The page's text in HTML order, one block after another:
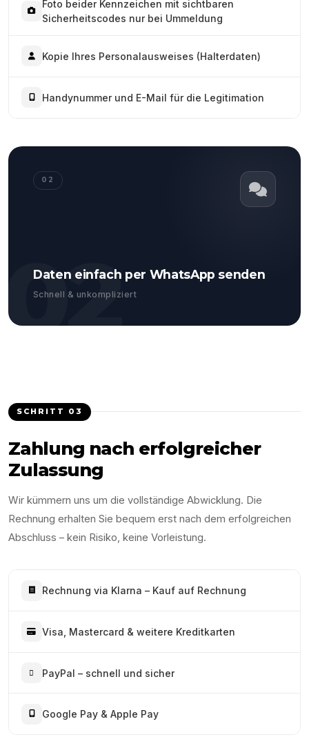
Foto beider Kennzeichen mit sichtbaren
Sicherheitscodes nur bei Ummeldung
Kopie Ihres Personalausweises (Halterdaten)
Handynummer und E-Mail für die Legitimation
02
02
Daten einfach per WhatsApp senden
Schnell & unkompliziert
SCHRITT 03
Zahlung nach erfolgreicher
Zulassung
Wir kümmern uns um die vollständige Abwicklung. Die
Rechnung erhalten Sie bequem erst nach dem erfolgreichen
Abschluss – kein Risiko, keine Vorleistung.
Rechnung via Klarna – Kauf auf Rechnung
Visa, Mastercard & weitere Kreditkarten
PayPal – schnell und sicher
Google Pay & Apple Pay